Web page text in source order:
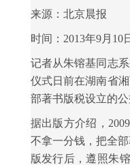
来源：北京晨报
时间：2013年9月10
记者从朱镕基同志
仪式日前在湖南省
部著书版税设立的
据出版方介绍，
不拿一分钱，把全
版发行后，遵照朱